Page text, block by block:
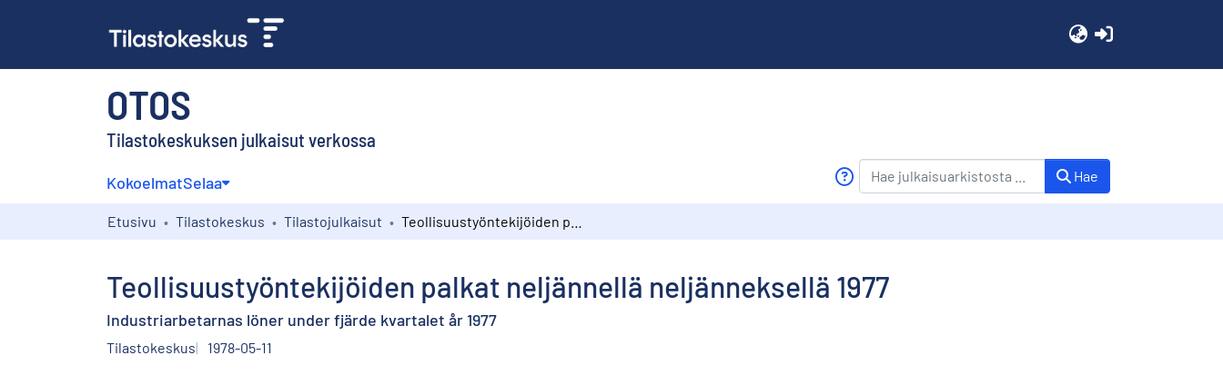
OTOS
Tilastokeskuksen julkaisut verkossa
KokoelmatSelaa Hae
Etusivu Tilastokeskus Tilastojulkaisut
Teollisuustyöntekijöiden palkat neljännellä neljänneksellä 1977
Industriarbetarnas löner under fjärde kvartalet år 1977
Tilastokeskus 1978-05-11